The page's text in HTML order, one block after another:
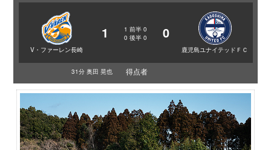
V・ファーレン長崎
1 1 前半 0
0 後半 0 0
鹿児島ユナイテッドＦＣ
31分 奥田 晃也 得点者